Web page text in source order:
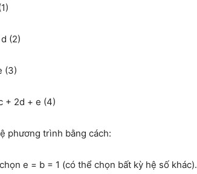
(2)
(3)
+ 2d + e (4)
phương trình bằng cách:
e = b = 1 (có thể chọn bất kỳ hệ số khác).